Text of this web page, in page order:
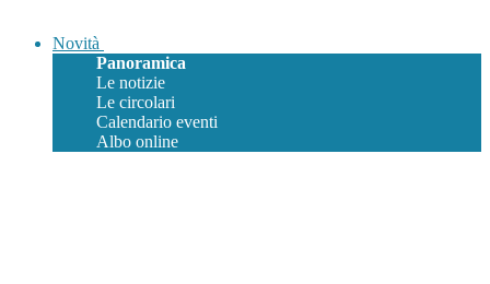
Novità
Panoramica
Le notizie
Le circolari
Calendario eventi
Albo online